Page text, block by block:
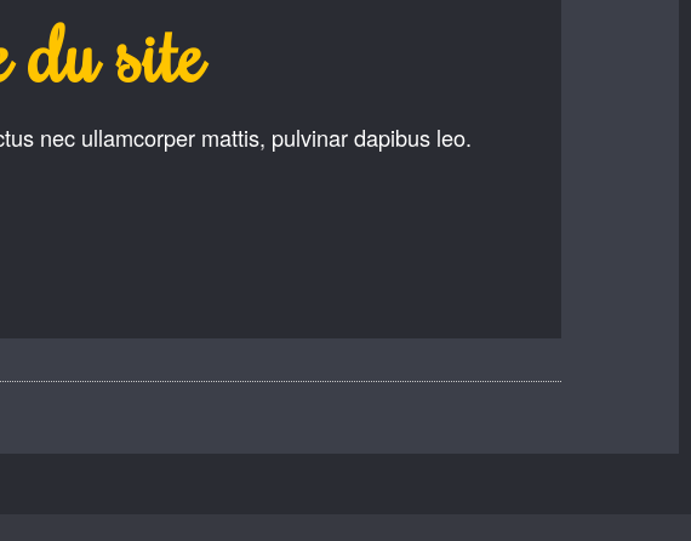
du site
nec ullamcorper mattis, pulvinar dapibus leo.